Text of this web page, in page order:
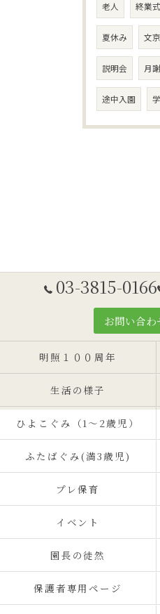
老人 終業式
夏休み 文
説明会 月謝
途中入園
03-3815-0166
お問い合わ
明照１００周年
生活の様子
ひよこぐみ（1〜2歳児）
ふたばぐみ(満3歳児)
プレ保育
イベント
園長の徒然
保護者専用ページ